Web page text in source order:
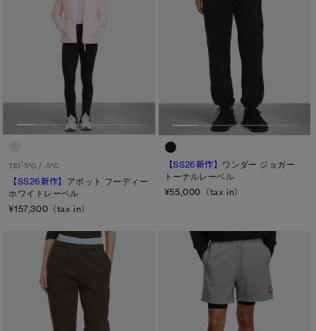
コレクション
コレクション
ト―ナル ディスク
PBI ディスク
ディスクなし
TEI１：5℃/-5℃
TEI3：-10℃/-20℃
TEI4：-15℃/-25℃
TEI5：-30℃以下
XS
L/XL
TEI1 5°C / -5°C
【SS26新作】 アボット フーディー
ホワイトレーベル
¥157,300（tax in）
【SS26新作】 ワンダー ジョガー
トーナルレーベル
¥55,000（tax in）